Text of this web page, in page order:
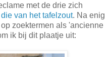
met de drie zich
die van het tafelzout. Na enig
zoektermen als 'ancienne
ik bij dit plaatje uit: